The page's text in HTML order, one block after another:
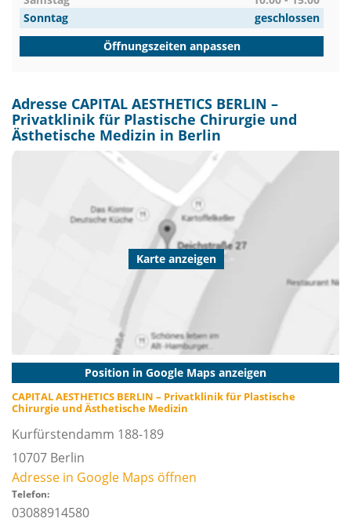
Sonntag
geschlossen
Öffnungszeiten anpassen
Adresse CAPITAL AESTHETICS BERLIN –
Privatklinik für Plastische Chirurgie und
Ästhetische Medizin in Berlin
Karte anzeigen
Position in Google Maps anzeigen
CAPITAL AESTHETICS BERLIN – Privatklinik für Plastische
Chirurgie und Ästhetische Medizin
Kurfürstendamm 188-189
10707 Berlin
Adresse in Google Maps öffnen
Telefon:
03088914580